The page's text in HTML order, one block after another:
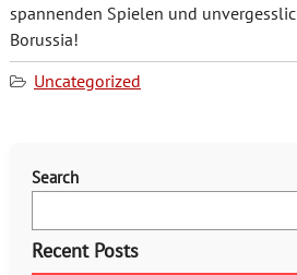
spannenden Spielen und
Borussia!
Uncategorized
Search
Recent Posts